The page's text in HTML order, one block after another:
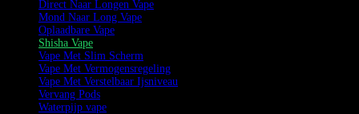
Direct Naar Longen Vape
Mond Naar Long Vape
Oplaadbare Vape
Shisha Vape
Vape Met Slim Scherm
Vape Met Vermogensregeling
Vape Met Verstelbaar Ijsniveau
Vervang Pods
Waterpijp vape